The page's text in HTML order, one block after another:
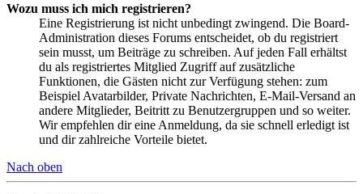
Wozu muss ich mich registrieren?
Eine Registrierung ist nicht unbedingt zwingend. Die Board-
Administration dieses Forums entscheidet, ob du registriert
sein musst, um Beiträge zu schreiben. Auf jeden Fall erhältst
du als registriertes Mitglied Zugriff auf zusätzliche
Funktionen, die Gästen nicht zur Verfügung stehen: zum
Beispiel Avatarbilder, Private Nachrichten, E-Mail-Versand an
andere Mitglieder, Beitritt zu Benutzergruppen und so weiter.
Wir empfehlen dir eine Anmeldung, da sie schnell erledigt ist
und dir zahlreiche Vorteile bietet.
Nach oben